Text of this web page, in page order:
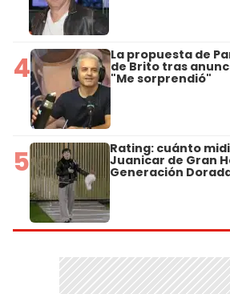
4 La propuesta de
de Brito tras
"Me sorprendió"
5 Rating: cuánto
Juanicar de Gran
Generación